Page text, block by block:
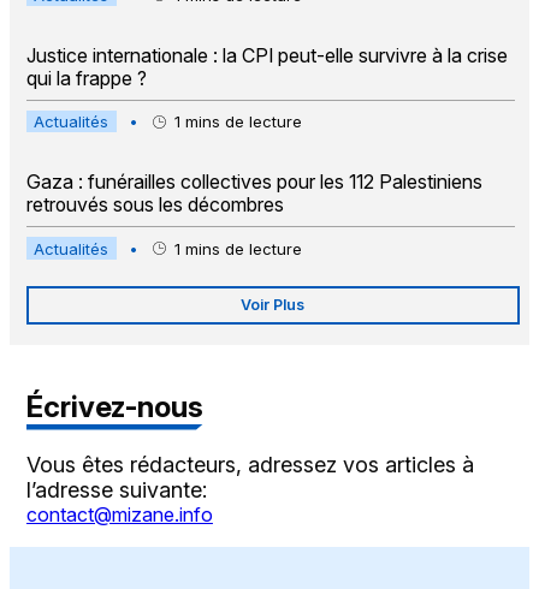
Justice internationale : la CPI peut-elle survivre à la crise
qui la frappe ?
Actualités • 1 mins de lecture
Gaza : funérailles collectives pour les 112 Palestiniens
retrouvés sous les décombres
Actualités • 1 mins de lecture
Voir Plus
Écrivez-nous
Vous êtes rédacteurs, adressez vos articles à
l’adresse suivante:
contact@mizane.info